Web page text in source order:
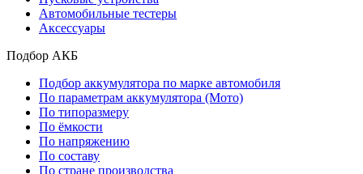
Автомобильные тестеры
Аксессуары
Подбор АКБ
Подбор аккумулятора по марке автомобиля
По параметрам аккумулятора (Мото)
По типоразмеру
По ёмкости
По напряжению
По составу
По стране производства